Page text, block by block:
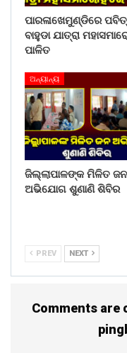
ପାରଳାଖେମୁଣ୍ଡିରେ
ବାହୁଡା ଯାତ୍ରା
ପାଳିତ
ଅନ୍ୟାନ୍ୟ
ଜିଲ୍ଲାପାଳଙ୍କ ମିଳିତ ଜନ
ଅଭିଯୋଗ ଶୁଣାଣି ଶିବିର
PREV NEXT
Comments are